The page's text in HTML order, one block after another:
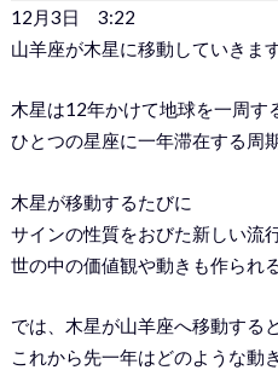
12月3日 3:22
山羊座が木星に移動していきます
木星は12年かけて地球を一周す
ひとつの星座に一年滞在する周
木星が移動するたびに
サインの性質をおびた新しい流
世の中の価値観や動きも作られ
では、木星が山羊座へ移動すると
これから先一年はどのような動